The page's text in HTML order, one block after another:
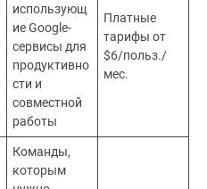
использующ
ие Google-
сервисы для
продуктивно
сти и
совместной
работы
Платные
тарифы от
$6/польз./
мес.
Команды,
которым